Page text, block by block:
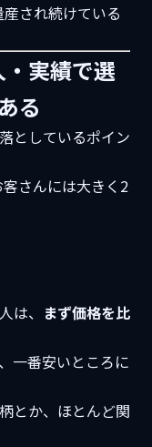
され続けている
・実績で選
る
としているポイン
さんには大きく2
は、 まず価格を比
一番安いところに
とか、ほとんど関